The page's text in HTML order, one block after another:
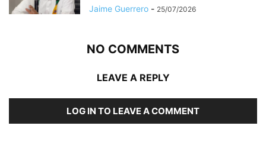
Jaime Guerrero - 25/07/2026
NO COMMENTS
LEAVE A REPLY
LOG IN TO LEAVE A COMMENT